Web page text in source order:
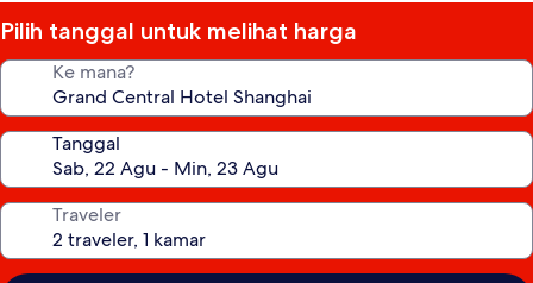
Pilih tanggal untuk melihat harga
Ke mana?
Tanggal
Traveler